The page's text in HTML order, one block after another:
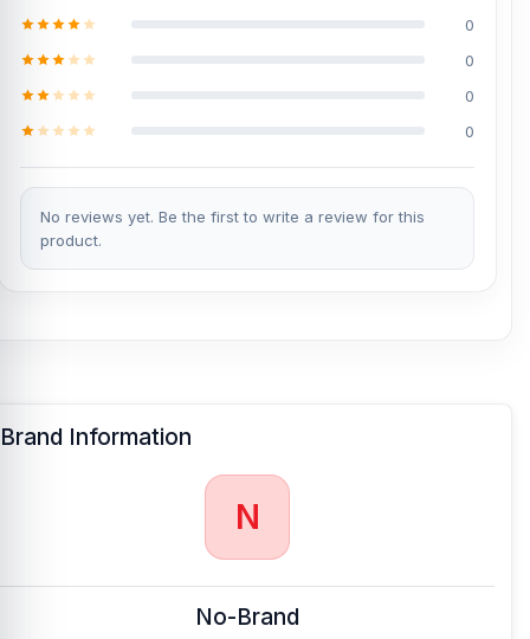
0
0
0
0
No reviews yet. Be the first to write a review for this
product.
Brand Information
N
No-Brand